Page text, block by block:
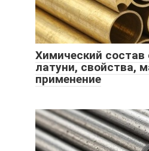
Химический состав
латуни, свойства,
применение